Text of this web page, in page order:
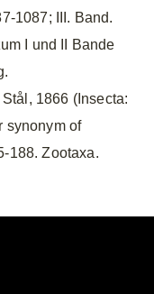
1087; III. Band.
I und II Bande
1866 (Insecta:
synonym of
188. Zootaxa.